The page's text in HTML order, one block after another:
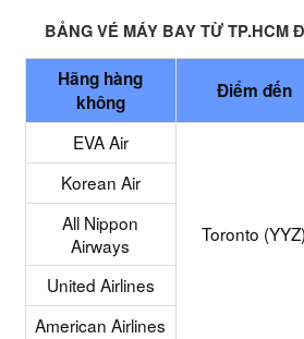
BẢNG VÉ MÁY BAY TỪ TP.HCM
Hãng hàng
không
Điểm đến
EVA Air
Toronto (YYZ)
Korean Air
All Nippon
Airways
United Airlines
American Airlines